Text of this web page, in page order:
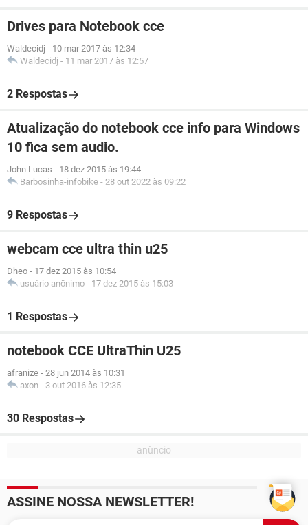
Drives para Notebook cce
Waldecidj - 10 mar 2017 às 12:34
Waldecidj - 11 mar 2017 às 12:57
2 Respostas
Atualização do notebook cce info para Windows
10 fica sem audio.
John Lucas - 18 dez 2015 às 19:44
Barbosinha-infobike - 28 out 2022 às 09:22
9 Respostas
webcam cce ultra thin u25
Dheo - 17 dez 2015 às 10:54
usuário anônimo - 17 dez 2015 às 15:03
1 Respostas
notebook CCE UltraThin U25
afranize - 28 jun 2014 às 10:31
axon - 3 out 2016 às 12:35
30 Respostas
ASSINE NOSSA NEWSLETTER!